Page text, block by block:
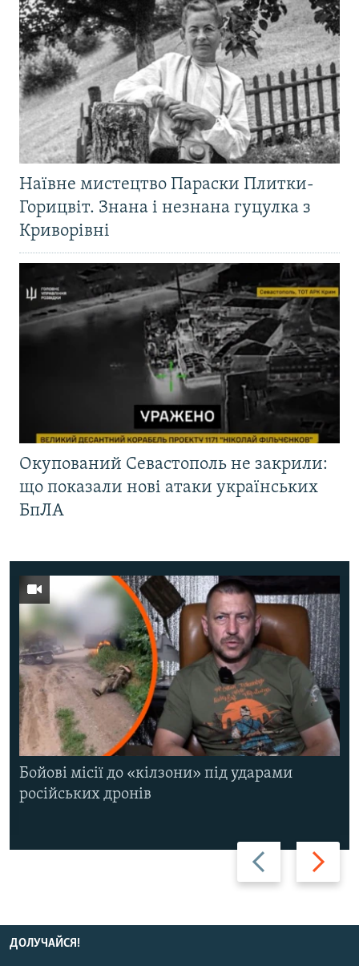
Наївне мистецтво Параски Плитки-
Горицвіт. Знана і незнана гуцулка з
Криворівні
Окупований Севастополь не закрили:
що показали нові атаки українських
БпЛА
Назад Вперед
Бойові місії до «кілзони» під ударами
російських дронів
ДОЛУЧАЙСЯ!